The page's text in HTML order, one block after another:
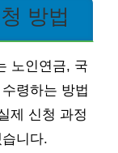
방법
노인연금, 국
령하는 방법
제 신청 과정
니다.